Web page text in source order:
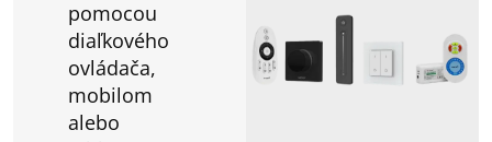
pomocou
diaľkového
ovládača,
mobilom
alebo